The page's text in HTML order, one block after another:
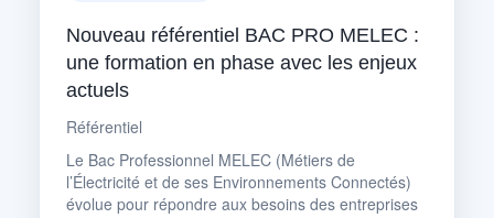
Nouveau référentiel BAC PRO MELEC :
une formation en phase avec les enjeux
actuels
Référentiel
Le Bac Professionnel MELEC (Métiers de
l’Électricité et de ses Environnements Connectés)
évolue pour répondre aux besoins des entreprises